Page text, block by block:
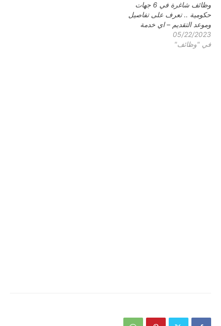
وظائف شاغرة في 6 جهات
حكومية .. تعرف على تفاصيل
وموعد التقديم – اي خدمة
05/22/2023
في "وظائف"